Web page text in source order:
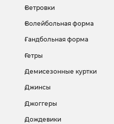
Ветровки
Волейбольная форма
Гандбольная форма
Гетры
Демисезонные куртки
Джинсы
Джоггеры
Дождевики